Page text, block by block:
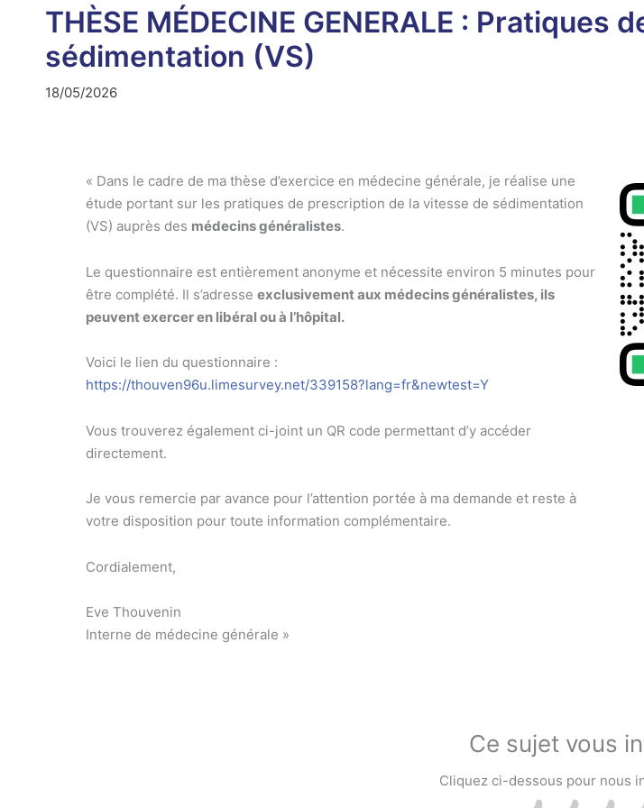
THÈSE MÉDECINE GENERALE :
sédimentation (VS)
18/05/2026
« Dans le cadre de ma thèse d’exercice en médecine générale, je réalise une
étude portant sur les pratiques de prescription de la vitesse de sédimentation
(VS) auprès des médecins généralistes.
Le questionnaire est entièrement anonyme et nécessite environ 5 minutes pour
être complété. Il s’adresse exclusivement aux médecins généralistes, ils
peuvent exercer en libéral ou à l’hôpital.
Voici le lien du questionnaire :
https://thouven96u.limesurvey.net/339158?lang=fr&newtest=Y
Vous trouverez également ci-joint un QR code permettant d’y accéder
directement.
Je vous remercie par avance pour l’attention portée à ma demande et reste à
votre disposition pour toute information complémentaire.
Cordialement,
Eve Thouvenin
Interne de médecine générale »
Ce sujet vous
Cliquez ci-dessous pour nous